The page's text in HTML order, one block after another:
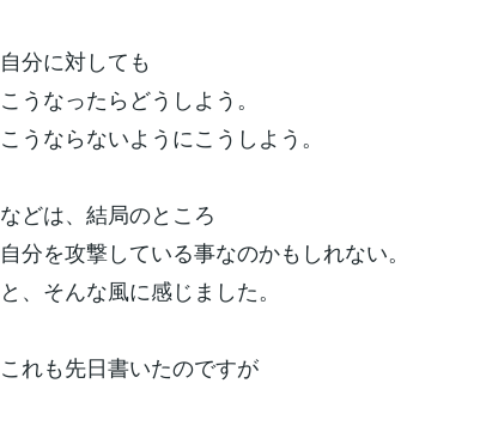
自分に対しても
こうなったらどうしよう。
こうならないようにこうしよう。
などは、結局のところ
自分を攻撃している事なのかもしれない。
と、そんな風に感じました。
これも先日書いたのですが